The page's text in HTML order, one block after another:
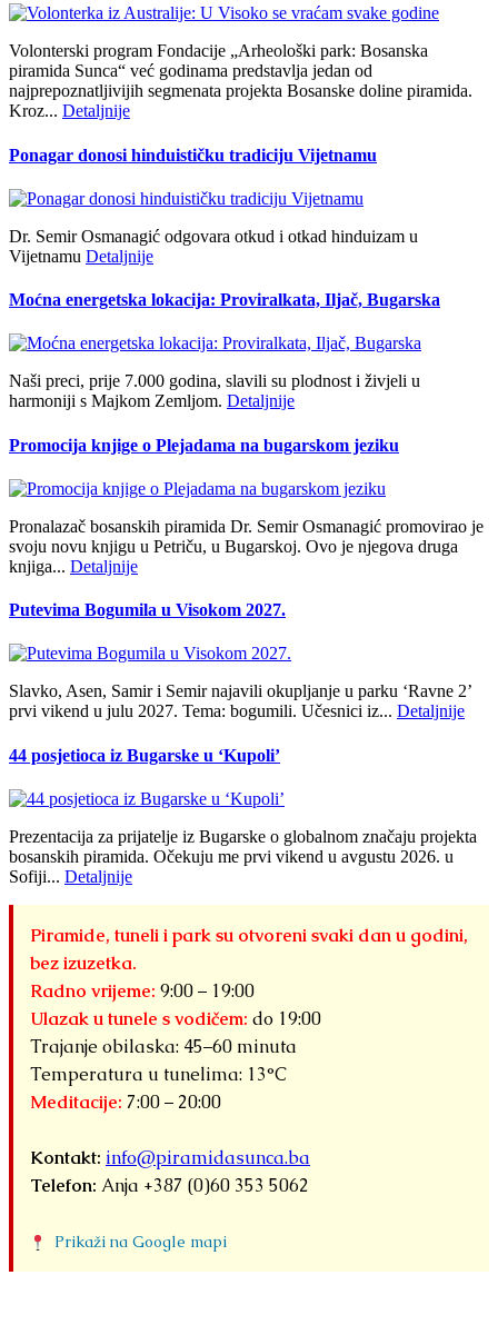
Volonterski program Fondacije „Arheološki park: Bosanska
piramida Sunca“ već godinama predstavlja jedan od
najprepoznatljivijih segmenata projekta Bosanske doline piramida.
Kroz... Detaljnije
Ponagar donosi hinduističku tradiciju Vijetnamu
Dr. Semir Osmanagić odgovara otkud i otkad hinduizam u
Vijetnamu Detaljnije
Moćna energetska lokacija: Proviralkata, Iljač, Bugarska
Naši preci, prije 7.000 godina, slavili su plodnost i živjeli u
harmoniji s Majkom Zemljom. Detaljnije
Promocija knjige o Plejadama na bugarskom jeziku
Pronalazač bosanskih piramida Dr. Semir Osmanagić promovirao je
svoju novu knjigu u Petriču, u Bugarskoj. Ovo je njegova druga
knjiga... Detaljnije
Putevima Bogumila u Visokom 2027.
Slavko, Asen, Samir i Semir najavili okupljanje u parku ‘Ravne 2’
prvi vikend u julu 2027. Tema: bogumili. Učesnici iz... Detaljnije
44 posjetioca iz Bugarske u ‘Kupoli’
Prezentacija za prijatelje iz Bugarske o globalnom značaju projekta
bosanskih piramida. Očekuju me prvi vikend u avgustu 2026. u
Sofiji... Detaljnije
Piramide, tuneli i park su otvoreni svaki dan u godini,
bez izuzetka.
Radno vrijeme: 9:00 – 19:00
Ulazak u tunele s vodičem: do 19:00
Trajanje obilaska: 45–60 minuta
Temperatura u tunelima: 13°C
Meditacije: 7:00 – 20:00
Kontakt: info@piramidasunca.ba
Telefon: Anja +387 (0)60 353 5062
Prikaži na Google mapi